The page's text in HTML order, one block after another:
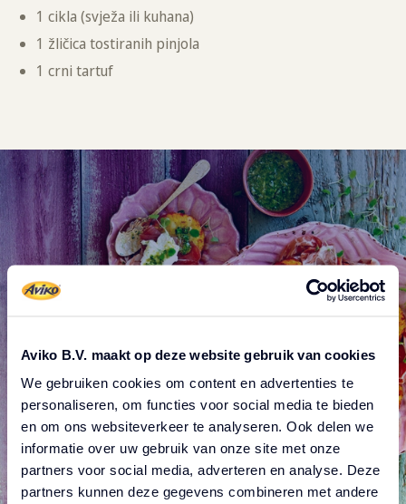
Aviko B.V. maakt op deze website gebruik van cookies
We gebruiken cookies om content en advertenties te
personaliseren, om functies voor social media te bieden
en om ons websiteverkeer te analyseren. Ook delen we
informatie over uw gebruik van onze site met onze
partners voor social media, adverteren en analyse. Deze
partners kunnen deze gegevens combineren met andere
1 cikla (svježa ili kuhana)
1 žličica tostiranih pinjola
1 crni tartuf
Proizvodi